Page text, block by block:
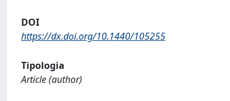
DOI
https://dx.doi.org/10.1440/105255
Tipologia
Article (author)